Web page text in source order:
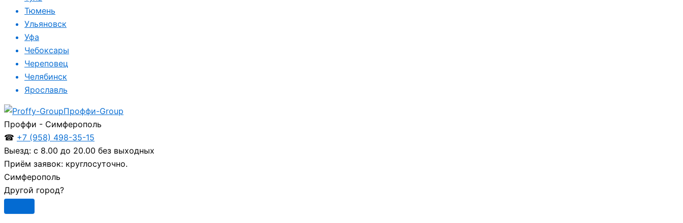
Тюмень
Ульяновск
Уфа
Чебоксары
Череповец
Челябинск
Ярославль
Проффи-Group
Проффи - Симферополь
☎ +7 (958) 498-35-15
Выезд: с 8.00 до 20.00 без выходных
Приём заявок: круглосуточно.
Симферополь
Другой город?